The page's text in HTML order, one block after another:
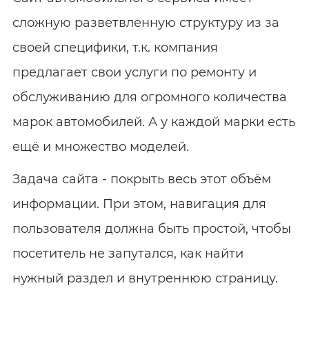
сложную разветвленную структуру из за
своей специфики, т.к. компания
предлагает свои услуги по ремонту и
обслуживанию для огромного количества
марок автомобилей. А у каждой марки есть
ещё и множество моделей.
Задача сайта - покрыть весь этот объём
информации. При этом, навигация для
пользователя должна быть простой, чтобы
посетитель не запутался, как найти
нужный раздел и внутреннюю страницу.